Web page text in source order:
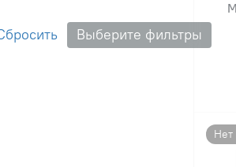
Выберите фильтры
Нет